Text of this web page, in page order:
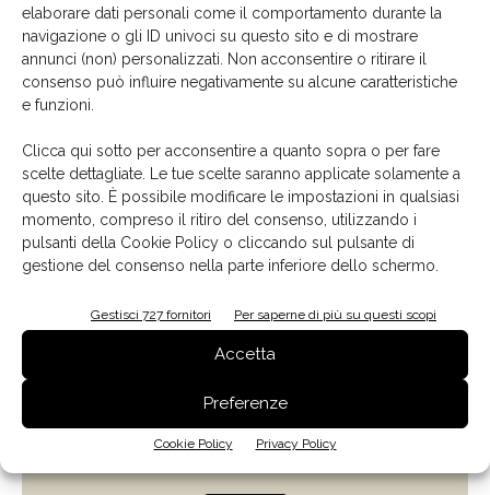
elaborare dati personali come il comportamento durante la
navigazione o gli ID univoci su questo sito e di mostrare
annunci (non) personalizzati. Non acconsentire o ritirare il
consenso può influire negativamente su alcune caratteristiche
e funzioni.
Clicca qui sotto per acconsentire a quanto sopra o per fare
scelte dettagliate. Le tue scelte saranno applicate solamente a
questo sito. È possibile modificare le impostazioni in qualsiasi
momento, compreso il ritiro del consenso, utilizzando i
pulsanti della Cookie Policy o cliccando sul pulsante di
gestione del consenso nella parte inferiore dello schermo.
Gestisci 727 fornitori Per saperne di più su questi scopi
Accetta
Preferenze
Cookie Policy Privacy Policy
Progettare con la luce naturale
di Giulio Camiz